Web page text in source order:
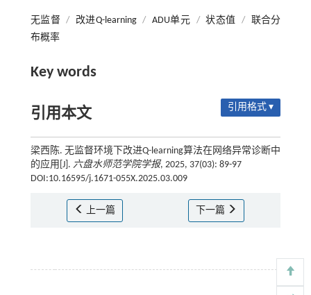
无监督 / 改进Q-learning / ADU单元 / 状态值 / 联合分
布概率
Key words
引用本文 引用格式 ▾
梁西陈. 无监督环境下改进Q-learning算法在网络异常诊断中
的应用[J]. 六盘水师范学院学报, 2025, 37(03): 89-97
DOI:10.16595/j.1671-055X.2025.03.009
上一篇 下一篇